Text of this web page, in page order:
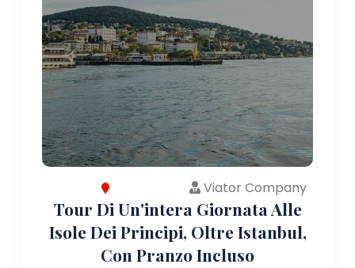
Viator Company
Tour Di Un'intera Giornata Alle
Isole Dei Principi, Oltre Istanbul,
Con Pranzo Incluso